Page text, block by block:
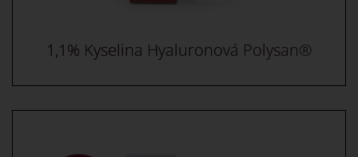
1,1% Kyselina Hyaluronová Polysan®